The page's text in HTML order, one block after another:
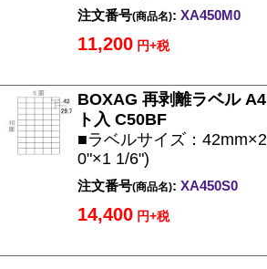
注文番号(商品名): XA450M0
11,200 円+税
BOXAG 再剥離ラベル
ト入 C50BF
■ラベルサイズ：
0"×1 1/6")
注文番号(商品名): XA450S0
14,400 円+税